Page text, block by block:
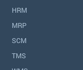
HRM
MRP
SCM
TMS